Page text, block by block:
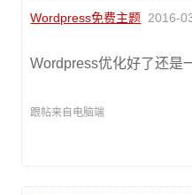
Wordpress免费主题 2016-
Wordpress优化好了还是
跟帖来自电脑端